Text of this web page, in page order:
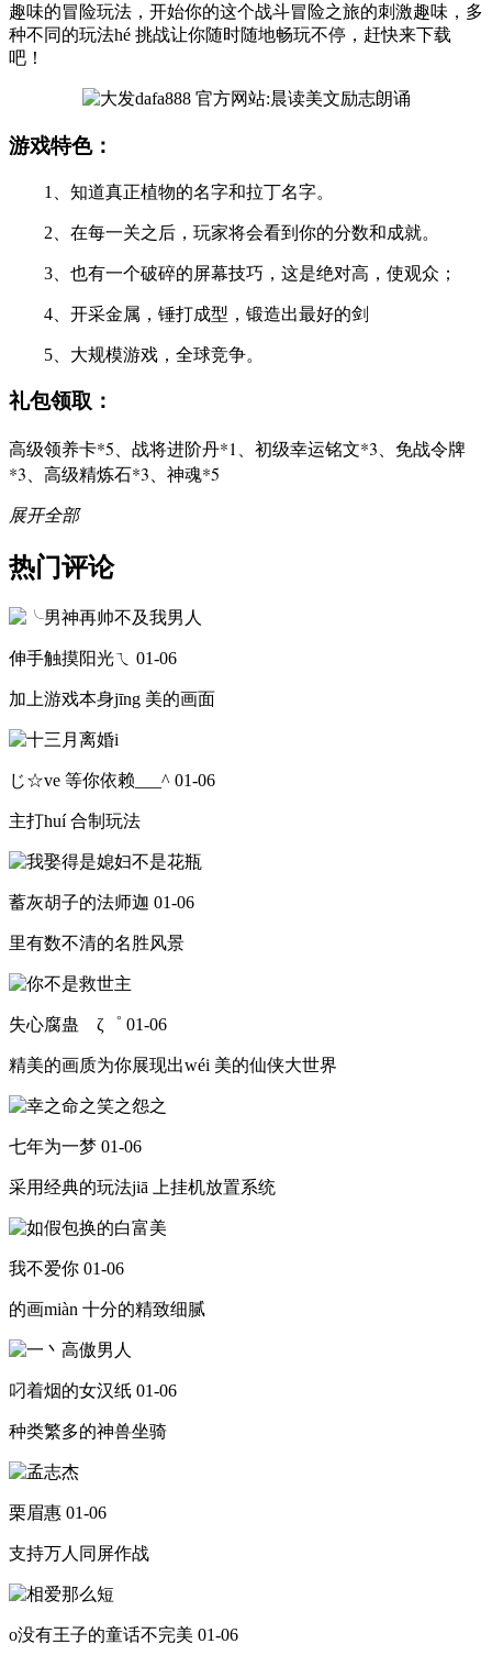
趣味的冒险玩法，开始你的这个战斗冒险之旅的刺激趣味，多
种不同的玩法hé 挑战让你随时随地畅玩不停，赶快来下载
吧！
游戏特色：
1、知道真正植物的名字和拉丁名字。
2、在每一关之后，玩家将会看到你的分数和成就。
3、也有一个破碎的屏幕技巧，这是绝对高，使观众；
4、开采金属，锤打成型，锻造出最好的剑
5、大规模游戏，全球竞争。
礼包领取：
高级领养卡*5、战将进阶丹*1、初级幸运铭文*3、免战令牌
*3、高级精炼石*3、神魂*5
展开全部
热门评论
伸手触摸阳光ㄟ 01-06
加上游戏本身jīng 美的画面
じ☆ve 等你依赖___^ 01-06
主打huí 合制玩法
蓄灰胡子的法师迦 01-06
里有数不清的名胜风景
失心腐蛊 ζ゜ 01-06
精美的画质为你展现出wéi 美的仙侠大世界
七年为一梦 01-06
采用经典的玩法jiā 上挂机放置系统
我不爱你 01-06
的画miàn 十分的精致细腻
叼着烟的女汉纸 01-06
种类繁多的神兽坐骑
栗眉惠 01-06
支持万人同屏作战
o没有王子的童话不完美 01-06